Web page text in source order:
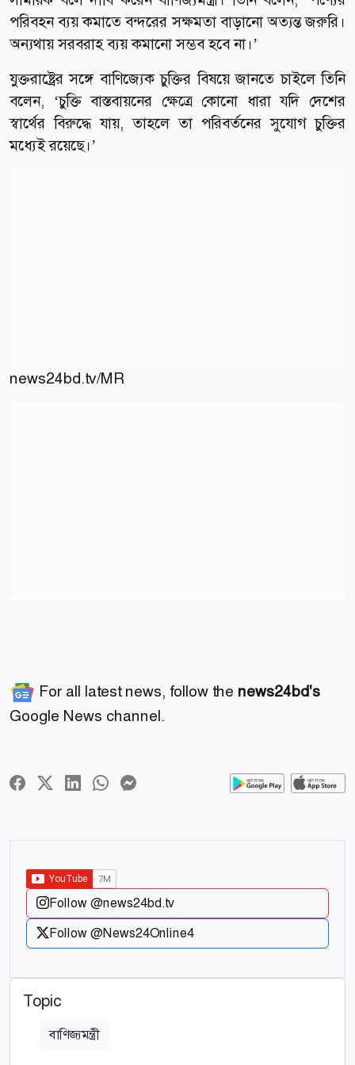
পরিবহন ব্যয় কমাতে বন্দরের সক্ষমতা বাড়ানো অত্যন্ত জরুরি।
অন্যথায় সরবরাহ ব্যয় কমানো সম্ভব হবে না।’
যুক্তরাষ্ট্রের সঙ্গে বাণিজ্যেক চুক্তির বিষয়ে জানতে চাইলে তিনি
বলেন, ‘চুক্তি বাস্তবায়নের ক্ষেত্রে কোনো ধারা যদি দেশের
স্বার্থের বিরুদ্ধে যায়, তাহলে তা পরিবর্তনের সুযোগ চুক্তির
মধ্যেই রয়েছে।’
news24bd.tv/MR
For all latest news, follow the news24bd's
Google News channel.
Follow @news24bd.tv
Follow @News24Online4
Topic
বাণিজ্যমন্ত্রী